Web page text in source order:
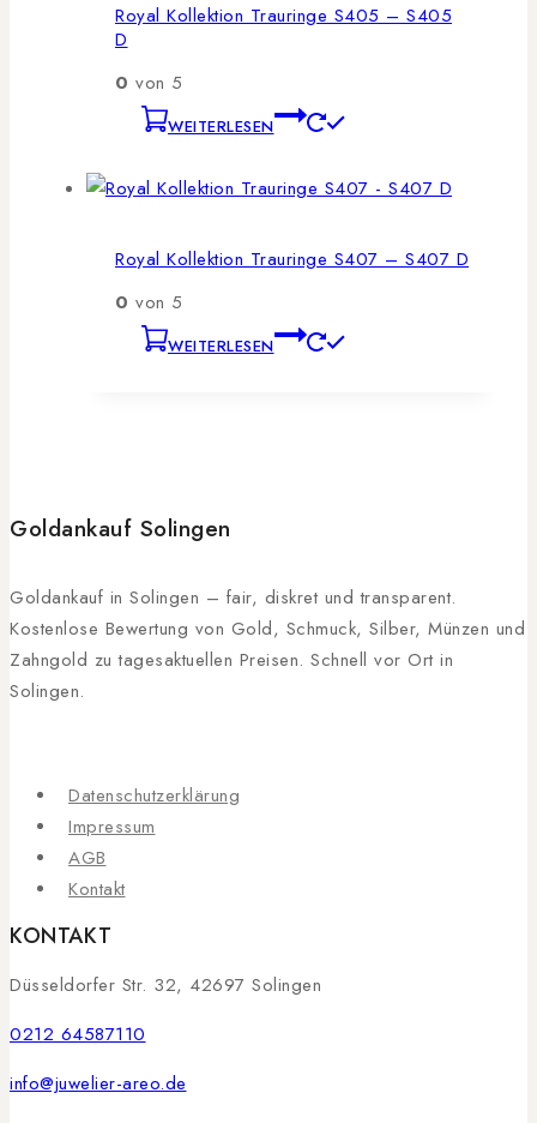
Royal Kollektion Trauringe S405 – S405
D
0 von 5
WEITERLESEN
Royal Kollektion Trauringe S407 – S407 D
0 von 5
WEITERLESEN
Goldankauf Solingen
Goldankauf in Solingen – fair, diskret und transparent.
Kostenlose Bewertung von Gold, Schmuck, Silber, Münzen und
Zahngold zu tagesaktuellen Preisen. Schnell vor Ort in
Solingen.
Datenschutzerklärung
Impressum
AGB
Kontakt
KONTAKT
Düsseldorfer Str. 32, 42697 Solingen
0212 64587110
info@juwelier-areo.de